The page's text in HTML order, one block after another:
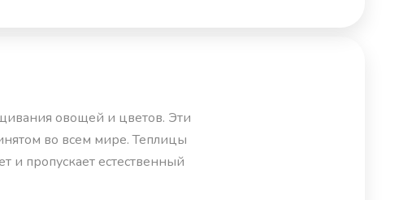
овощей и цветов. Эти
во всем мире. Теплицы
и пропускает естественный